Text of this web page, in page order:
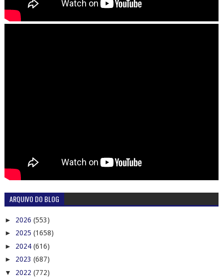
ARQUIVO DO BLOG
► 2026 (553)
► 2025 (1658)
► 2024 (616)
► 2023 (687)
▼ 2022 (772)